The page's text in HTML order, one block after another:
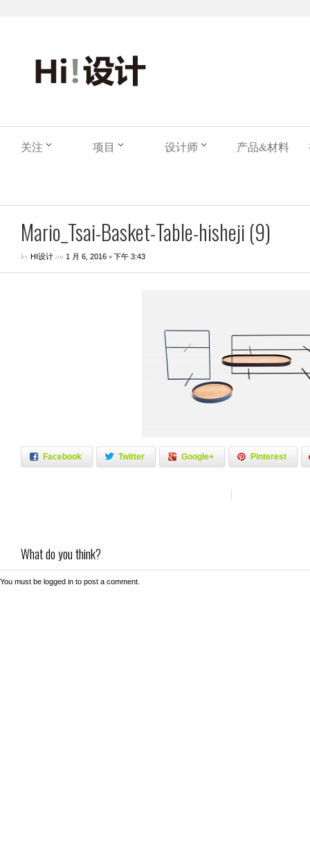
关注 项目 设计师 产品&材料
Mario_Tsai-Basket-Table-hisheji (9)
by HI设计 on 1 月 6, 2016 •下午 3:43
Facebook Twitter Google+ Pinterest
What do you think?
You must be logged in to post a comment.